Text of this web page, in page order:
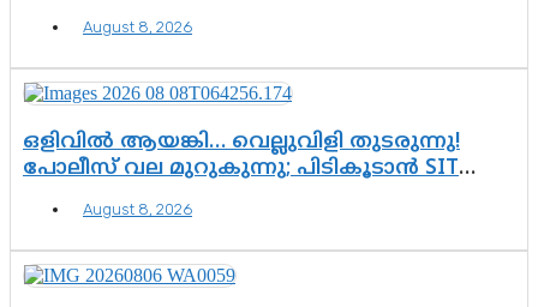
August 8, 2026
ഒളിവിൽ ആയങ്കി… വെല്ലുവിളി തുടരുന്നു!
പോലീസ് വല മുറുകുന്നു; പിടികൂടാൻ SIT
എന്നത് മാത്രം അല്ല—ആയങ്കി
കസ്റ്റഡിയിലായാൽ പുറത്തുവരുക
എന്തൊക്കെ വിവരങ്ങൾ?”
August 8, 2026